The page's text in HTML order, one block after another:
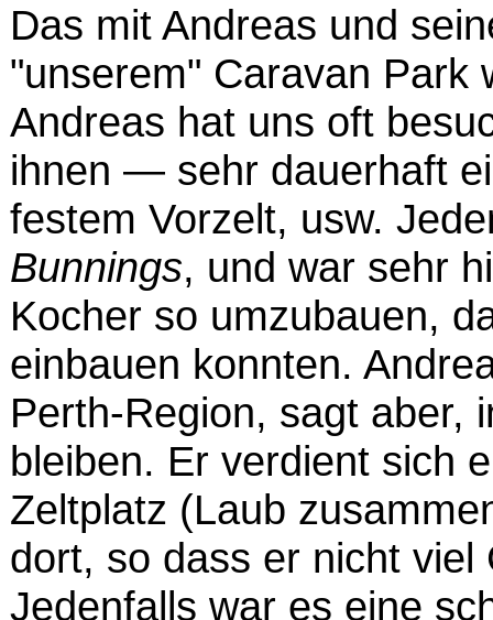
Das mit Andreas und
"unserem" Caravan Park
Andreas hat uns oft
ihnen — sehr dauerhaft
festem Vorzelt, usw.
Bunnings, und war sehr
Kocher so umzubauen,
einbauen konnten.
Perth-Region, sagt aber,
bleiben. Er verdient sich
Zeltplatz (Laub
dort, so dass er nicht
Jedenfalls war es eine